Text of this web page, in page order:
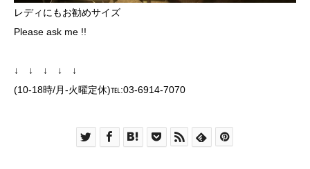
レディにもお勧めサイズ
Please ask me !!
↓ ↓ ↓ ↓ ↓
(10-18時/月-火曜定休)℡:03-6914-7070